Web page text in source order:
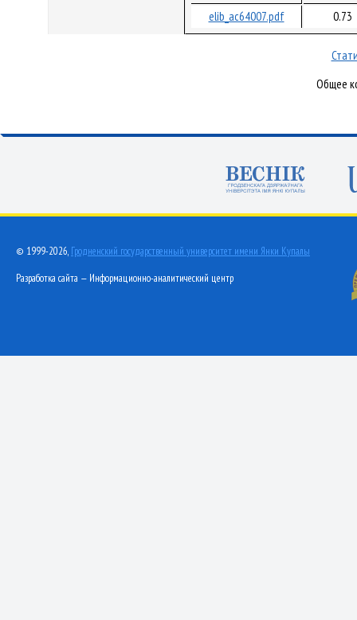
elib_ac64007.pdf
0.73
Общее
© 1999-2026, Гродненский государственный университет имени Янки Купалы
Разработка сайта — Информационно-аналитический центр